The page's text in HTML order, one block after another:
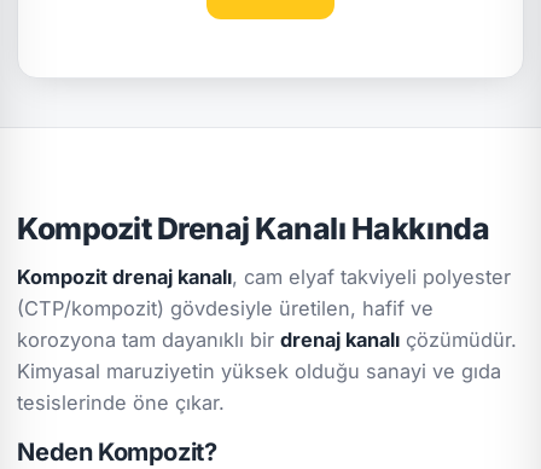
Kompozit Drenaj Kanalı Hakkında
Kompozit drenaj kanalı, cam elyaf takviyeli polyester
(CTP/kompozit) gövdesiyle üretilen, hafif ve
korozyona tam dayanıklı birdrenaj kanalı çözümüdür.
Kimyasal maruziyetin yüksek olduğu sanayi ve gıda
tesislerinde öne çıkar.
Neden Kompozit?